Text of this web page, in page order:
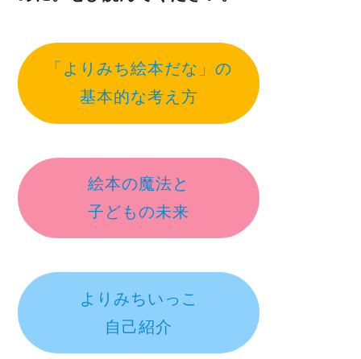
「よりみち絵本だな」の
基本的な考え方
絵本の魔法と
子どもの未来
よりみちいっこ
自己紹介